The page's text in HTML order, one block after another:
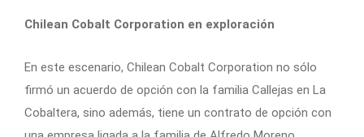
Chilean Cobalt Corporation en exploración
En este escenario, Chilean Cobalt Corporation no sólo
firmó un acuerdo de opción con la familia Callejas en La
Cobaltera, sino además, tiene un contrato de opción con